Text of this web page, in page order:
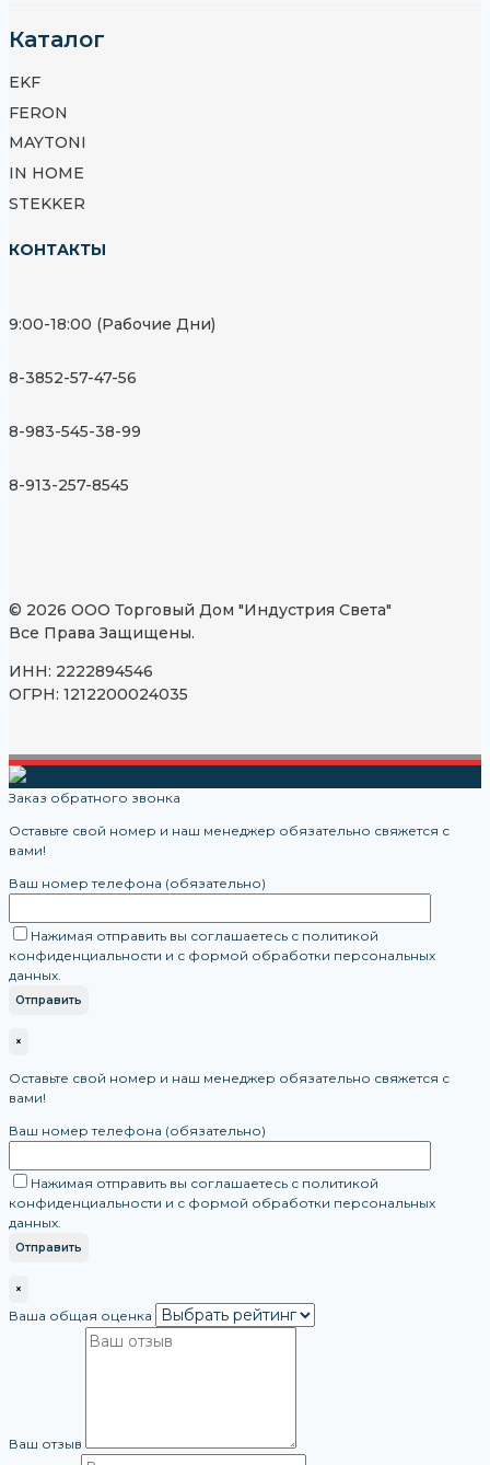
Каталог
EKF
FERON
MAYTONI
IN HOME
STEKKER
КОНТАКТЫ
9:00-18:00 (Рабочие Дни)
8-3852-57-47-56
8-983-545-38-99
8-913-257-8545
© 2026 ООО Торговый Дом "Индустрия Света"
Все Права Защищены.
ИНН: 2222894546
ОГРН: 1212200024035
Заказ обратного звонка
Оставьте свой номер и наш менеджер обязательно свяжется с
вами!
Ваш номер телефона (обязательно)
Нажимая отправить вы соглашаетесь с политикой
конфиденциальности и с формой обработки персональных
данных.
×
Оставьте свой номер и наш менеджер обязательно свяжется с
вами!
Ваш номер телефона (обязательно)
Нажимая отправить вы соглашаетесь с политикой
конфиденциальности и с формой обработки персональных
данных.
×
Ваша общая оценка
Ваш отзыв